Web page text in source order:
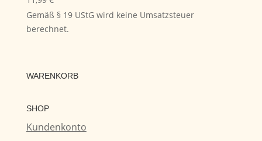
Gemäß § 19 UStG wird keine Umsatzsteuer
berechnet.
WARENKORB
SHOP
Kundenkonto